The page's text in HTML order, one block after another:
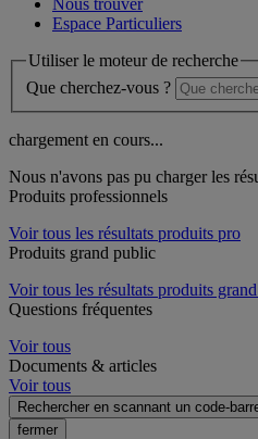
Nous trouver
Espace Particuliers
Utiliser le moteur de recherche
Que cherchez-vous ?
chargement en cours...
Nous n'avons pas pu charger les
Produits professionnels
Voir tous les résultats produits pro
Produits grand public
Voir tous les résultats produits
Questions fréquentes
Voir tous
Documents & articles
Voir tous
Rechercher en scannant un code-
fermer